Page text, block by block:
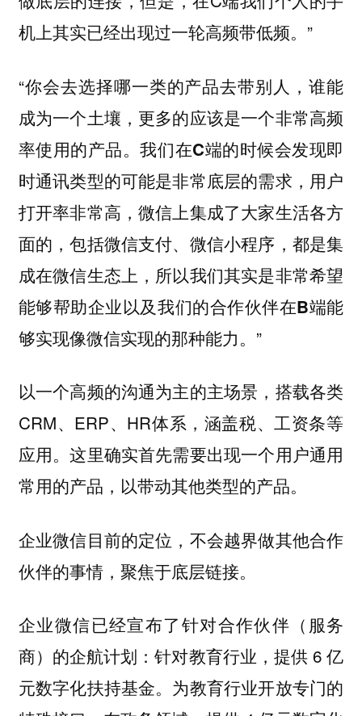
机上其实已经出现过一轮高频带低频。”
“你会去选择哪一类的产品去带别人，谁能
成为一个土壤，更多的应该是一个非常高频
率使用的产品。我们在C端的时候会发现即
时通讯类型的可能是非常底层的需求，用户
打开率非常高，微信上集成了大家生活各方
面的，包括微信支付、微信小程序，都是集
成在微信生态上，所以我们其实是非常希望
能够帮助企业以及我们的合作伙伴在B端能
够实现像微信实现的那种能力。 ”
以一个高频的沟通为主的主场景，搭载各类
CRM、ERP、HR体系，涵盖税、工资条等
应用。这里确实首先需要出现一个用户通用
常用的产品，以带动其他类型的产品。
企业微信目前的定位，不会越界做其他合作
伙伴的事情，聚焦于底层链接。
企业微信已经宣布了针对合作伙伴（服务
商）的企航计划：针对教育行业，提供 6 亿
元数字化扶持基金。为教育行业开放专门的